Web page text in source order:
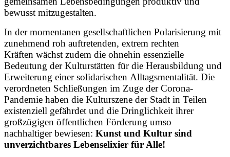
bewusst mitzugestalten.
In der momentanen gesellschaftlichen Polarisierung mit
zunehmend roh auftretenden, extrem rechten
Kräften wächst zudem die ohnehin essenzielle
Bedeutung der Kulturstätten für die Herausbildung und
Erweiterung einer solidarischen Alltagsmentalität. Die
verordneten Schließungen im Zuge der Corona-
Pandemie haben die Kulturszene der Stadt in Teilen
existenziell gefährdet und die Dringlichkeit ihrer
großzügigen öffentlichen Förderung umso
nachhaltiger bewiesen: Kunst und Kultur sind
unverzichtbares Lebenselixier für Alle!